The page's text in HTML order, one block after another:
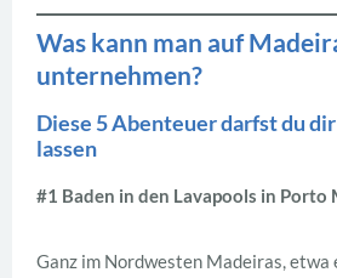
Was kann man auf
unternehmen?
Diese 5 Abenteuer darfst du
lassen
#1 Baden in den Lavapools in Porto
Ganz im Nordwesten Madeiras, etwa